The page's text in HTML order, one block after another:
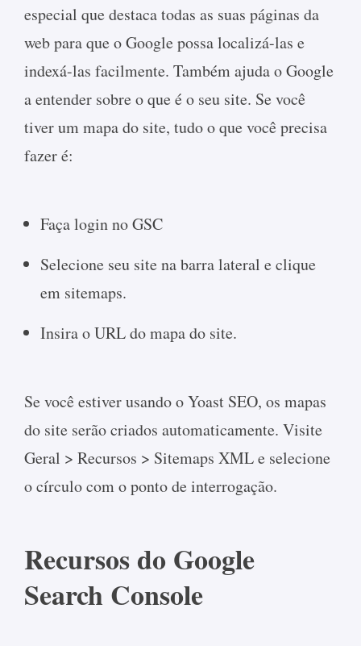
especial que destaca todas as suas páginas da
web para que o Google possa localizá-las e
indexá-las facilmente. Também ajuda o Google
a entender sobre o que é o seu site. Se você
tiver um mapa do site, tudo o que você precisa
fazer é:
Faça login no GSC
Selecione seu site na barra lateral e clique
em sitemaps.
Insira o URL do mapa do site.
Se você estiver usando o Yoast SEO, os mapas
do site serão criados automaticamente. Visite
Geral > Recursos > Sitemaps XML e selecione
o círculo com o ponto de interrogação.
Recursos do Google
Search Console